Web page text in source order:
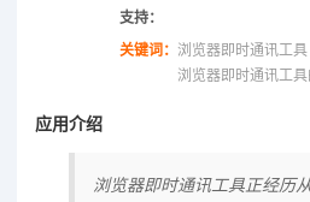
支持：
关键词： 浏览器即时通讯工具
浏览器即时通讯工
应用介绍
浏览器即时通讯工具正经历